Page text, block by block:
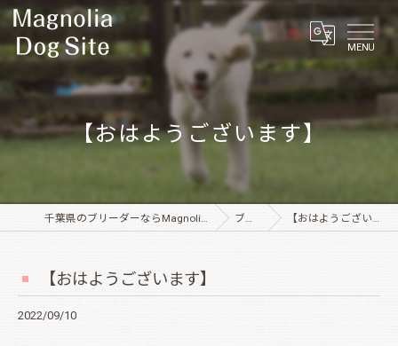
MENU
【おはようございます】
千葉県のブリーダーならMagnolia Dog Site ブログ 【おはようございます】
【おはようございます】
2022/09/10